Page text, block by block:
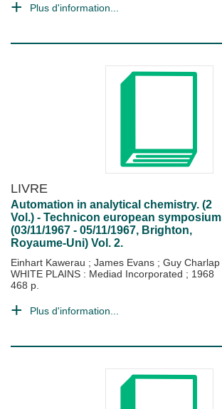
Plus d'information...
LIVRE
Automation in analytical chemistry. (2
Vol.) - Technicon european symposium
(03/11/1967 - 05/11/1967, Brighton,
Royaume-Uni) Vol. 2.
Einhart Kawerau ; James Evans ; Guy Charlap
WHITE PLAINS : Mediad Incorporated ; 1968
468 p.
Plus d'information...